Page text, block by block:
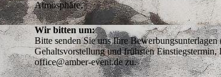
Wir bitten um:
Bitte senden Sie uns Ihre
Gehaltsvorstellung und frühsten
office@amber-event.de zu.